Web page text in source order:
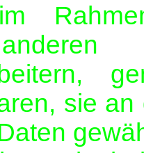
sie